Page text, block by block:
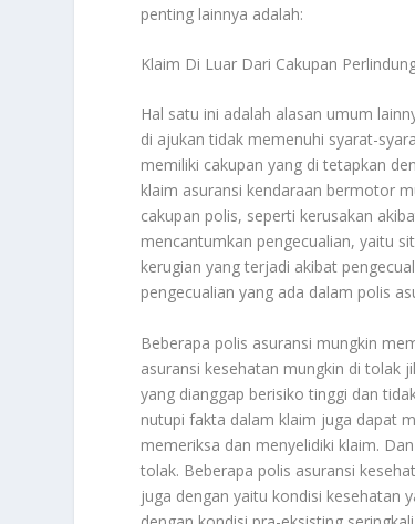
penting lainnya adalah:
Klaim Di Luar Dari Cakupan
Hal satu ini adalah alasan umum
di ajukan tidak memenuhi syarat-
memiliki cakupan yang di tetapkan
klaim asuransi kendaraan bermotor
cakupan polis, seperti kerusakan
mencantumkan pengecualian, yaitu
kerugian yang terjadi akibat
pengecualian yang ada dalam polis
Beberapa polis asuransi mungkin
asuransi kesehatan mungkin di tolak
yang dianggap berisiko tinggi dan
nutupi fakta dalam klaim juga dapat
memeriksa dan menyelidiki klaim.
tolak. Beberapa polis asuransi
juga dengan yaitu kondisi kesehatan